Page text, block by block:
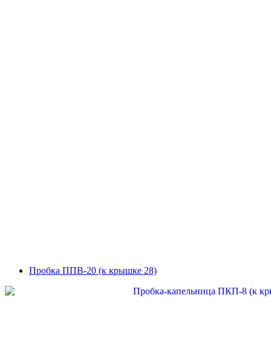
Пробка ППВ-20 (к крышке 28)